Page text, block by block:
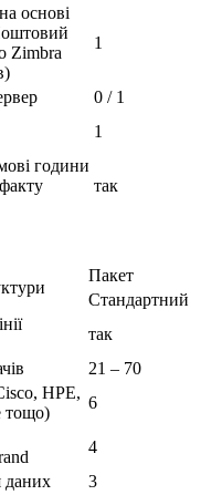
основі
Zimbra
1
0 / 1
1
години
так
Пакет
Стандартний
так
21 – 70
HPE,
тощо)
6
4
даних
3